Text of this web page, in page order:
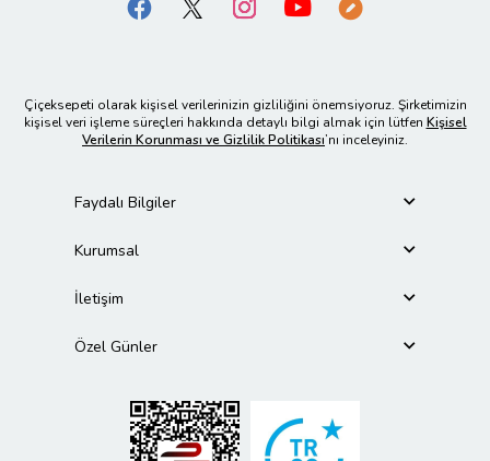
Çiçeksepeti olarak kişisel verilerinizin gizliliğini önemsiyoruz. Şirketimizin
kişisel veri işleme süreçleri hakkında detaylı bilgi almak için lütfen Kişisel
Verilerin Korunması ve Gizlilik Politikası’nı inceleyiniz.
Faydalı Bilgiler
Kurumsal
İletişim
Özel Günler